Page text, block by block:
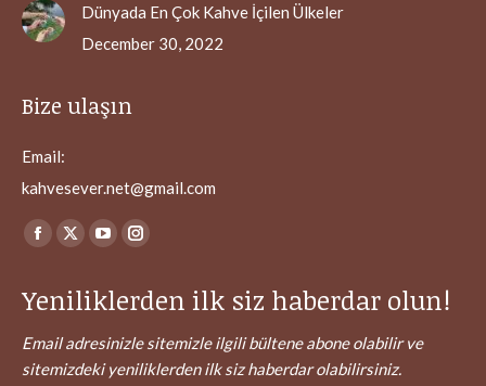
Dünyada En Çok Kahve İçilen Ülkeler
December 30, 2022
Bize ulaşın
Email:
kahvesever.net@gmail.com
Find us on:
Facebook
opens
X
opens
YouTube
opens
Instagram
opens
Yeniliklerden ilk siz haberdar olun!
Email adresinizle sitemizle ilgili bültene abone olabilir ve
sitemizdeki yeniliklerden ilk siz haberdar olabilirsiniz.